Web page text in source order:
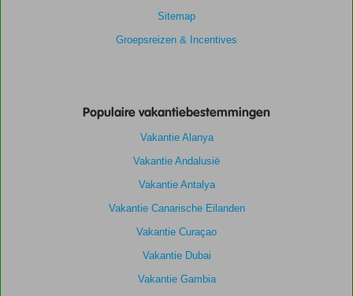
Sitemap
Groepsreizen & Incentives
Populaire vakantiebestemmingen
Vakantie Alanya
Vakantie Andalusië
Vakantie Antalya
Vakantie Canarische Eilanden
Vakantie Curaçao
Vakantie Dubai
Vakantie Gambia